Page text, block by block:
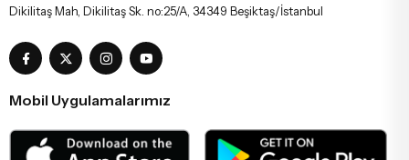
Dikilitaş Mah, Dikilitaş Sk. no:25/A, 34349 Beşiktaş/İstanbul
Mobil Uygulamalarımız